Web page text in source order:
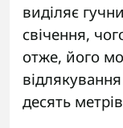
виділяє
свічення,
отже, його
десять